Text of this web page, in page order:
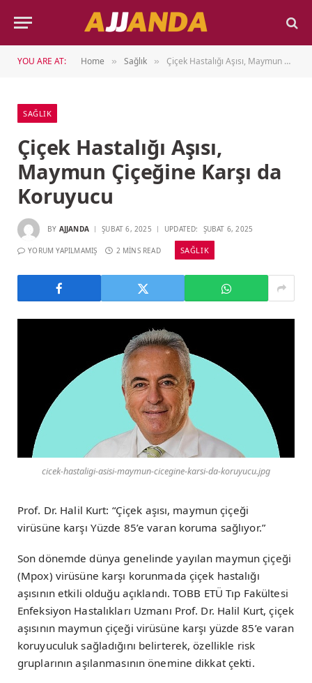
YOU ARE AT: Home » Sağlık » Çiçek Hastalığı Aşısı, Maymun Çiçeğine Karşı da Koruyucu
SAĞLIK
Çiçek Hastalığı Aşısı,
Maymun Çiçeğine Karşı da
Koruyucu
BY AJJANDA ŞUBAT 6, 2025 UPDATED: ŞUBAT 6, 2025
YORUM YAPILMAMIŞ 2 MINS READ SAĞLIK
cicek-hastaligi-asisi-maymun-cicegine-karsi-da-koruyucu.jpg
Prof. Dr. Halil Kurt: “Çiçek aşısı, maymun çiçeği
virüsüne karşı Yüzde 85’e varan koruma sağlıyor.”
Son dönemde dünya genelinde yayılan maymun çiçeği
(Mpox) virüsüne karşı korunmada çiçek hastalığı
aşısının etkili olduğu açıklandı. TOBB ETÜ Tıp Fakültesi
Enfeksiyon Hastalıkları Uzmanı Prof. Dr. Halil Kurt, çiçek
aşısının maymun çiçeği virüsüne karşı yüzde 85’e varan
koruyuculuk sağladığını belirterek, özellikle risk
gruplarının aşılanmasının önemine dikkat çekti.